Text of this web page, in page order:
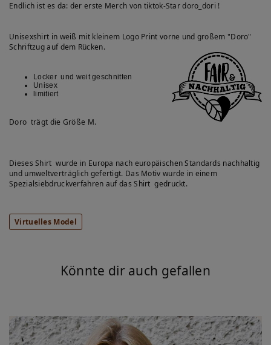
Endlich ist es da: der erste Merch von tiktok-Star doro_dori !
Unisexshirt in weiß mit kleinem Logo Print vorne und großem "Doro"
Schriftzug auf dem Rücken.
Locker und weit geschnitten
Unisex
limitiert
Doro trägt die Größe M.
Dieses Shirt wurde in Europa nach europäischen Standards nachhaltig
und umweltverträglich gefertigt. Das Motiv wurde in einem
Spezialsiebdruckverfahren auf das Shirt gedruckt.
Virtuelles Model
Könnte dir auch gefallen